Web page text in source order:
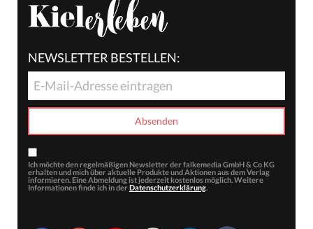
NEWSLETTER BESTELLEN:
Ich möchte den regelmäßigen Newsletter der falkemedia GmbH & Co KG
erhalten und mich über aktuelle Produkte und Aktionen aus dem Verlag
informieren. Eine Abmeldung ist jederzeit kostenlos möglich. Weitere
Informationen finde ich in der Datenschutzerklärung.